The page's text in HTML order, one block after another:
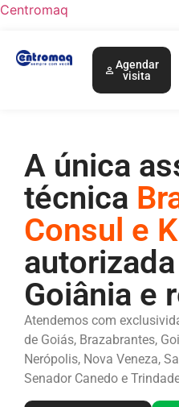
Centromaq
Agendar
visita
A única
técnica
Consul e
Goiânia e
Atendemos com
de Goiás, Brazabrantes,
Nerópolis, Nova Veneza,
Senador Canedo e